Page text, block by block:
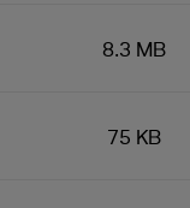
8.3 MB
75 KB